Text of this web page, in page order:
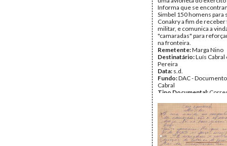
Informa que se
Simbel 150 homens para
Conakry a fim de
militar, e comunica a
"camaradas" para
na fronteira.
Remetente:Marga Nino
Destinatário:Luís
Pereira
Data: s.d.
Fundo:DAC -
Cabral
Tipo Documental: